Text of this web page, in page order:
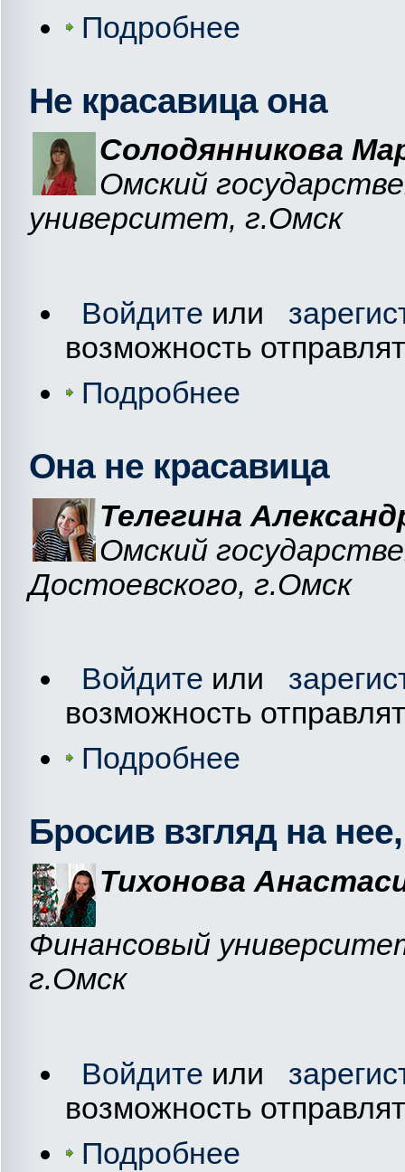
Подробнее
Не красавица она
Солодянникова
Омский
университет, г.Омск
Войдите или
возможность
Подробнее
Она не красавица
Телегина
Омский
Достоевского, г.Омск
Войдите или
возможность
Подробнее
Бросив взгляд на
Тихонова
Финансовый
г.Омск
Войдите или
возможность
Подробнее